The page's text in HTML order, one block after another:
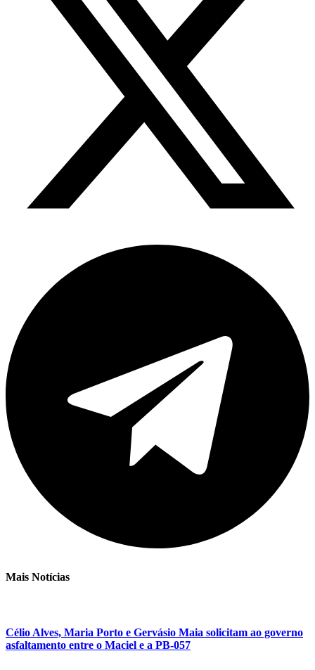
Mais Notícias
Célio Alves, Maria Porto e Gervásio Maia solicitam ao governo
asfaltamento entre o Maciel e a PB-057